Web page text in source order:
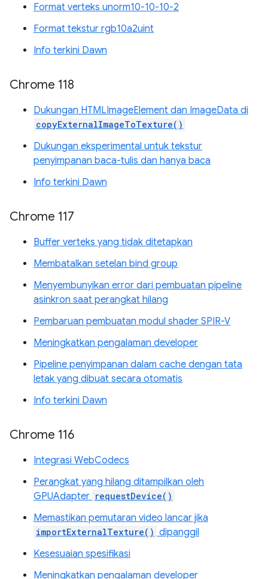
Format verteks unorm10-10-10-2
Format tekstur rgb10a2uint
Info terkini Dawn
Chrome 118
Dukungan HTMLImageElement dan ImageData di
copyExternalImageToTexture()
Dukungan eksperimental untuk tekstur
penyimpanan baca-tulis dan hanya baca
Info terkini Dawn
Chrome 117
Buffer verteks yang tidak ditetapkan
Membatalkan setelan bind group
Menyembunyikan error dari pembuatan pipeline
asinkron saat perangkat hilang
Pembaruan pembuatan modul shader SPIR-V
Meningkatkan pengalaman developer
Pipeline penyimpanan dalam cache dengan tata
letak yang dibuat secara otomatis
Info terkini Dawn
Chrome 116
Integrasi WebCodecs
Perangkat yang hilang ditampilkan oleh
GPUAdapter requestDevice()
Memastikan pemutaran video lancar jika
importExternalTexture() dipanggil
Kesesuaian spesifikasi
Meningkatkan pengalaman developer